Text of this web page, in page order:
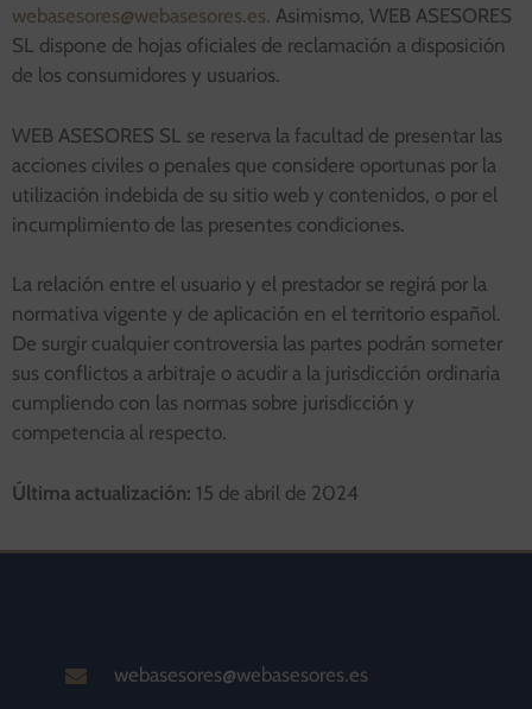
webasesores@webasesores.es. Asimismo, WEB ASESORES
SL dispone de hojas oficiales de reclamación a disposición
de los consumidores y usuarios.
WEB ASESORES SL se reserva la facultad de presentar las
acciones civiles o penales que considere oportunas por la
utilización indebida de su sitio web y contenidos, o por el
incumplimiento de las presentes condiciones.
La relación entre el usuario y el prestador se regirá por la
normativa vigente y de aplicación en el territorio español.
De surgir cualquier controversia las partes podrán someter
sus conflictos a arbitraje o acudir a la jurisdicción ordinaria
cumpliendo con las normas sobre jurisdicción y
competencia al respecto.
Última actualización: 15 de abril de 2024
webasesores@webasesores.es